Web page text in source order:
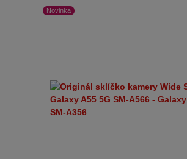
Novinka